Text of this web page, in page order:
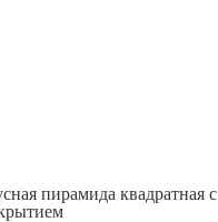
пирамида квадратная с